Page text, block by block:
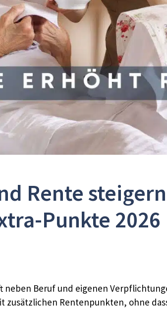
Rente
Punkte 2026
Beruf und eigenen
Rentenpunkten, ohne